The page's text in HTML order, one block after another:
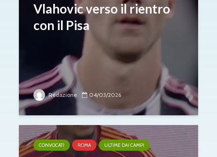
Vlahovic verso il rientro
con il Pisa
Redazione 04/03/2026
CONVOCATI ROMA ULTIME DAI CAMPI